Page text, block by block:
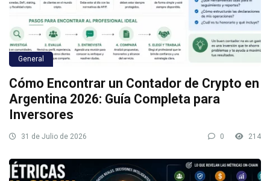
General
Cómo Encontrar un Contador de Crypto en
Argentina 2026: Guía Completa para
Inversores
31 de Julio de 2026 0 214